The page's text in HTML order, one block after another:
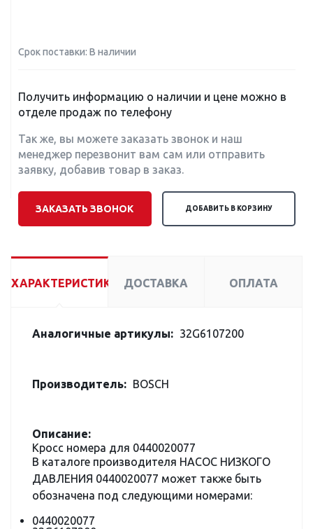
Срок поставки: В наличии
Получить информацию о наличии и цене можно в
отделе продаж по телефону
Так же, вы можете заказать звонок и наш
менеджер перезвонит вам сам или отправить
заявку, добавив товар в заказ.
ЗАКАЗАТЬ ЗВОНОК ДОБАВИТЬ В КОРЗИНУ
ХАРАКТЕРИСТИКИ ДОСТАВКА ОПЛАТА
Аналогичные артикулы: 32G6107200
Производитель: BOSCH
Описание:
Кросс номера для 0440020077
В каталоге производителя НАСОС НИЗКОГО
ДАВЛЕНИЯ 0440020077 может также быть
обозначена под следующими номерами:
0440020077